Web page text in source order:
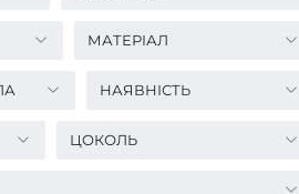
МАТЕРІАЛ
НАЯВНІСТЬ
ЦОКОЛЬ